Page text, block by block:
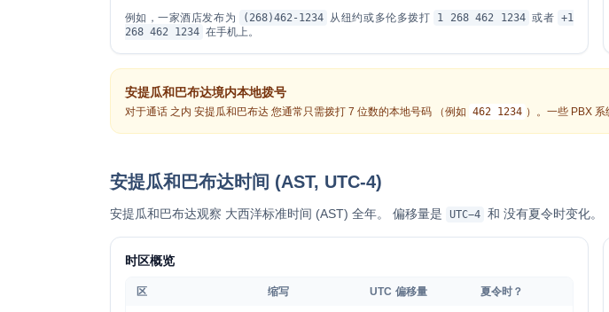
例如，一家酒店发布为
(268)462-1234 从纽约或多伦多拨打 1 268 462 1234 或者 +1
268 462 1234 在手机上。
安提瓜和巴布达境内本地拨号
对于通话 之内 安提瓜和巴布达 您通常只需拨打 7 位数的本地号码 （例如 462 1234 ）。一些 PBX
安提瓜和巴布达时间 (AST, UTC-4)
安提瓜和巴布达观察 大西洋标准时间 (AST) 全年。 偏移量是 UTC−4 和 没有夏令时变化。
时区概览
区 缩写 UTC 偏移量 夏令时？